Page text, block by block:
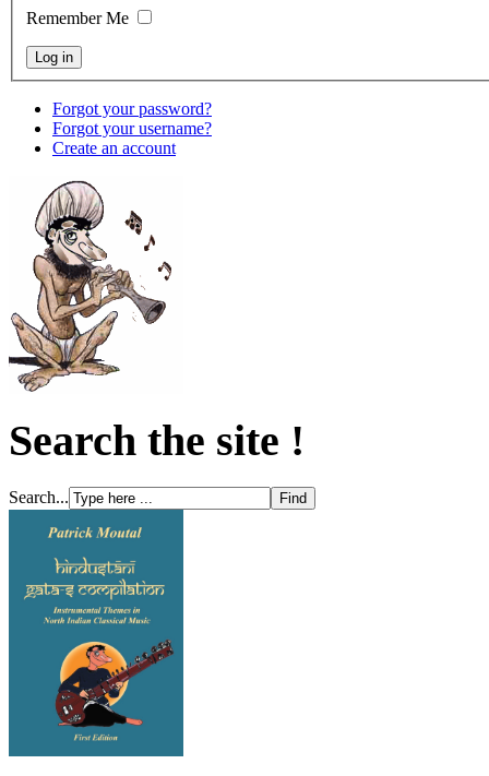
Remember Me
Forgot your password?
Forgot your username?
Create an account
Search the site !
Search...